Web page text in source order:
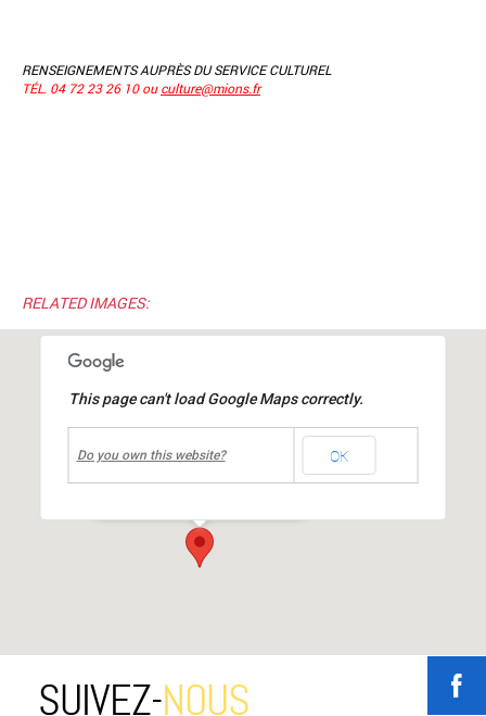
RENSEIGNEMENTS AUPRÈS DU SERVICE CULTUREL
TÉL. 04 72 23 26 10 ouculture@mions.fr
RELATED IMAGES:
Centre culturel Jean MOULIN
This page can't load Google Maps correctly.
Do you own this website? OK
SUIVEZ-NOUS